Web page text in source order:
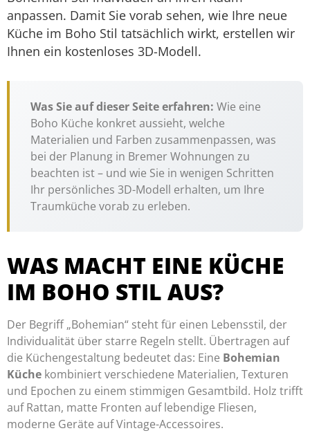
anpassen. Damit Sie vorab sehen, wie Ihre neue
Küche im Boho Stil tatsächlich wirkt, erstellen wir
Ihnen ein kostenloses 3D-Modell.
Was Sie auf dieser Seite erfahren: Wie eine
Boho Küche konkret aussieht, welche
Materialien und Farben zusammenpassen, was
bei der Planung in Bremer Wohnungen zu
beachten ist – und wie Sie in wenigen Schritten
Ihr persönliches 3D-Modell erhalten, um Ihre
Traumküche vorab zu erleben.
WAS MACHT EINE KÜCHE
IM BOHO STIL AUS?
Der Begriff „Bohemian“ steht für einen Lebensstil, der
Individualität über starre Regeln stellt. Übertragen auf
die Küchengestaltung bedeutet das: Eine Bohemian
Küche kombiniert verschiedene Materialien, Texturen
und Epochen zu einem stimmigen Gesamtbild. Holz trifft
auf Rattan, matte Fronten auf lebendige Fliesen,
moderne Geräte auf Vintage-Accessoires.